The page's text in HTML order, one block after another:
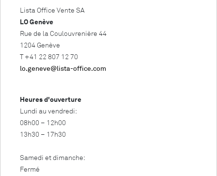
Lista Office Vente SA
LO Genève
Rue de la Coulouvrenière 44
1204 Genève
T +41 22 807 12 70
lo.geneve@lista-office.com
Heures d'ouverture
Lundi au vendredi:
08h00 – 12h00
13h30 – 17h30
Samedi et dimanche:
Fermé